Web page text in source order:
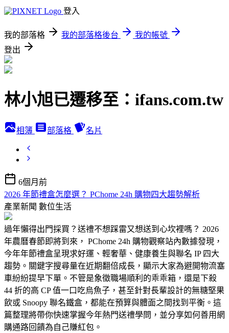
登入
我的部落格 我的部落格後台
我的帳號
登出
林小旭已遷移至：ifans.com.tw
相簿 部落格 名片
6個月前
2026 年節禮盒怎麼選？ PChome 24h 購物四大趨勢解析
產業新聞 數位生活
過年懶得出門採買？送禮不想踩雷又想送到心坎裡嗎？ 2026
年農曆春節即將到來， PChome 24h 購物觀察站內數據發現，
今年年節禮盒呈現求好運、輕奢華、健康養生與聯名 IP 四大
趨勢。關鍵字搜尋量在近期翻倍成長，顯示大家為避開物流塞
車紛紛提早下單。不管是象徵職場順利的乖乖箱，還是下殺
44 折的高 CP 值一口吃烏魚子，甚至針對長輩設計的無糖堅果
飲或 Snoopy 聯名鐵盒，都能在預算與體面之間找到平衡。這
篇整理將帶你快速掌握今年熱門送禮學問，並分享如何善用網
購通路回饋為自己賺紅包。